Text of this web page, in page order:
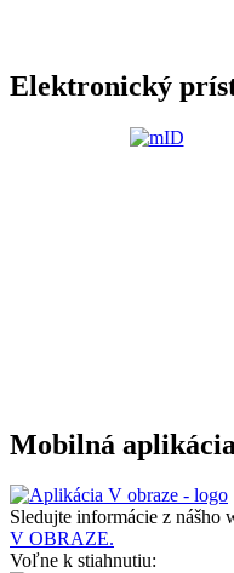
Elektronický
Mobilná aplikácia
Sledujte informácie z nášho
V OBRAZE.
Voľne k stiahnutiu: